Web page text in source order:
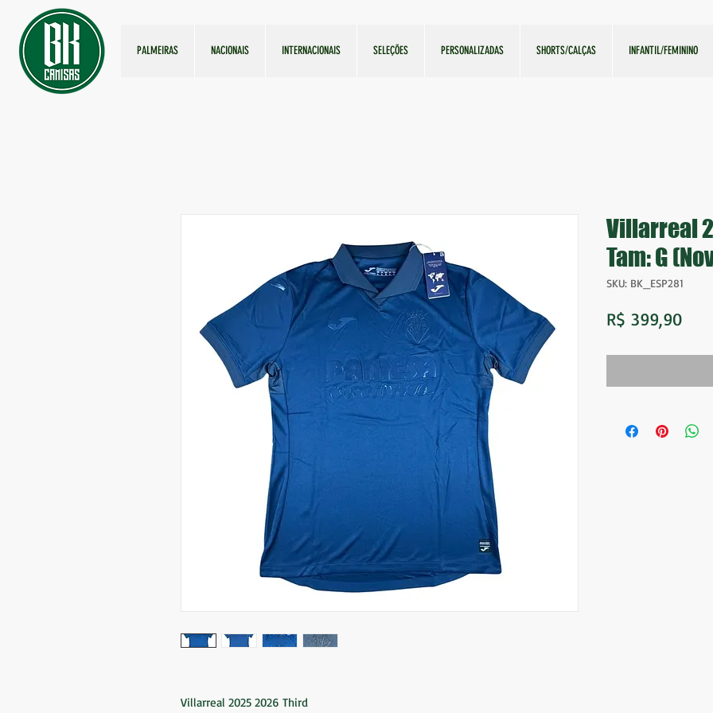
PALMEIRAS NACIONAIS INTERNACIONAIS SELEÇÕES PERSONALIZADAS SHORTS/CALÇAS INFANTIL/FEMININO
Villarreal 2025 2026 Third
Villarreal
Tam: G
SKU: BK_ESP281
R$ 399,90Preço